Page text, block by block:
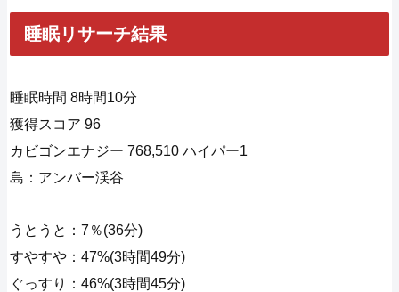
睡眠リサーチ結果
睡眠時間 8時間10分
獲得スコア 96
カビゴンエナジー 768,510 ハイパー1
島：アンバー渓谷
うとうと：7％(36分)
すやすや：47%(3時間49分)
ぐっすり：46%(3時間45分)